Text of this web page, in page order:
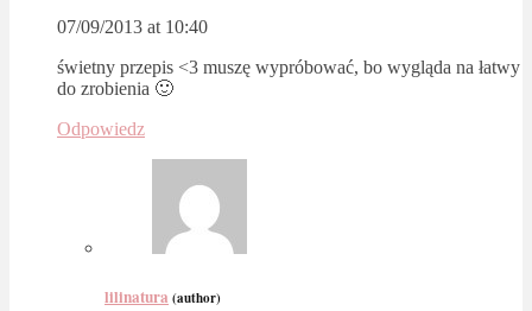
07/09/2013 at 10:40
świetny przepis <3 muszę wypróbować, bo wygląda na łatwy
do zrobienia 🙂
Odpowiedz
lilinatura (author)